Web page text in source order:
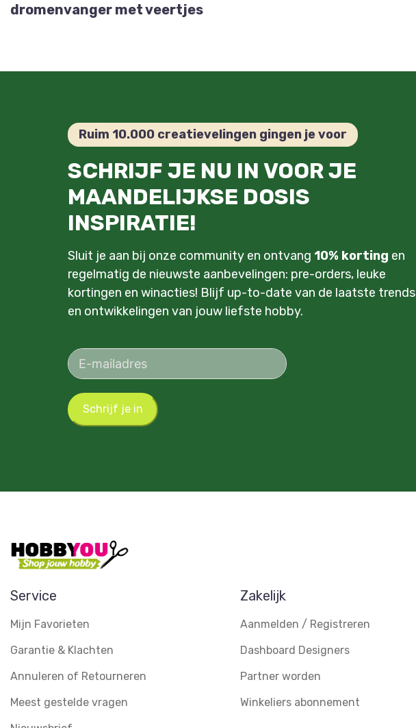
dromenvanger met veertjes
Ruim 10.000 creatievelingen gingen je voor
SCHRIJF JE NU IN VOOR JE
MAANDELIJKSE DOSIS
INSPIRATIE!
Sluit je aan bij onze community en ontvang 10% korting en
regelmatig de nieuwste aanbevelingen: pre-orders, leuke
kortingen en winacties! Blijf up-to-date van de laatste trends
en ontwikkelingen van jouw liefste hobby.
Schrijf je in
Service
Mijn Favorieten
Garantie & Klachten
Annuleren of Retourneren
Meest gestelde vragen
Zakelijk
Aanmelden / Registreren
Dashboard Designers
Partner worden
Winkeliers abonnement